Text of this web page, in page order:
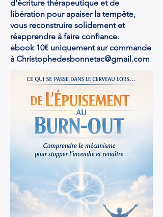
d'écriture thérapeutique et de
libération pour apaiser la tempête,
vous reconstruire solidement et
réapprendre à faire confiance.
ebook 10€ uniquement sur commande
à Christophedesbonnetac@gmail.com